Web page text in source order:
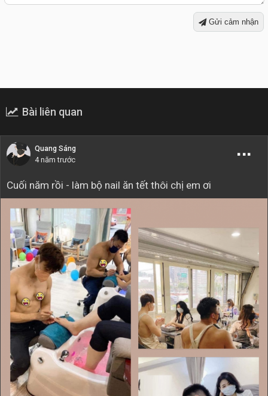
Gửi cảm nhận
Bài liên quan
Quang Sáng
4 năm trước
Cuối năm rồi - làm bộ nail ăn tết thôi chị em ơi